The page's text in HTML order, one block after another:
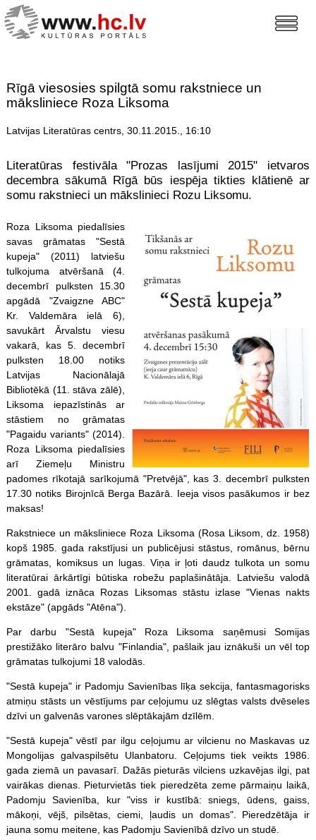
Rīgā viesosies spilgtā somu rakstniece un
māksliniece Roza Liksoma
Latvijas Literatūras centrs, 30.11.2015., 16:10
Literatūras festivāla "Prozas lasījumi 2015" ietvaros
decembra sākumā Rīgā būs iespēja tikties klātienē ar
somu rakstnieci un mākslinieci Rozu Liksomu.
Roza Liksoma piedalīsies
savas grāmatas "Sestā
kupeja" (2011) latviešu
tulkojuma atvēršanā (4.
decembrī pulksten 15.30
apgādā "Zvaigzne ABC"
Kr. Valdemāra ielā 6),
savukārt Ārvalstu viesu
vakarā, kas 5. decembrī
pulksten 18.00 notiks
Latvijas Nacionālajā
Bibliotēkā (11. stāva zālē),
Liksoma iepazīstinās ar
stāstiem no grāmatas
"Pagaidu variants" (2014).
Roza Liksoma piedalīsies
arī Ziemeļu Ministru
padomes rīkotajā sarīkojumā "Pretvējā", kas 3. decembrī pulksten
17.30 notiks Birojnīcā Berga Bazārā. Ieeja visos pasākumos ir bez
maksas!
Rakstniece un māksliniece Roza Liksoma (Rosa Liksom, dz. 1958)
kopš 1985. gada rakstījusi un publicējusi stāstus, romānus, bērnu
grāmatas, komiksus un lugas. Viņa ir ļoti daudz tulkota un somu
literatūrai ārkārtīgi būtiska robežu paplašinātāja. Latviešu valodā
2001. gadā iznāca Rozas Liksomas stāstu izlase "Vienas nakts
ekstāze" (apgāds "Atēna").
Par darbu "Sestā kupeja" Roza Liksoma saņēmusi Somijas
prestižāko literāro balvu "Finlandia", pašlaik jau iznākuši un vēl top
grāmatas tulkojumi 18 valodās.
"Sestā kupeja" ir Padomju Savienības līķa sekcija, fantasmagorisks
atmiņu stāsts un vēstījums par ceļojumu uz slēgtas valsts dvēseles
dzīvi un galvenās varones slēptākajām dzīlēm.
"Sestā kupeja" vēstī par ilgu ceļojumu ar vilcienu no Maskavas uz
Mongolijas galvaspilsētu Ulanbatoru. Ceļojums tiek veikts 1986.
gada ziemā un pavasarī. Dažās pieturās vilciens uzkavējas ilgi, pat
vairākas dienas. Pieturvietās tiek pieredzēta zeme pārmaiņu laikā,
Padomju Savienība, kur "viss ir kustībā: sniegs, ūdens, gaiss,
mākoņi, vējš, pilsētas, ciemi, ļaudis un domas". Pieredzētāja ir
jauna somu meitene, kas Padomju Savienībā dzīvo un studē.